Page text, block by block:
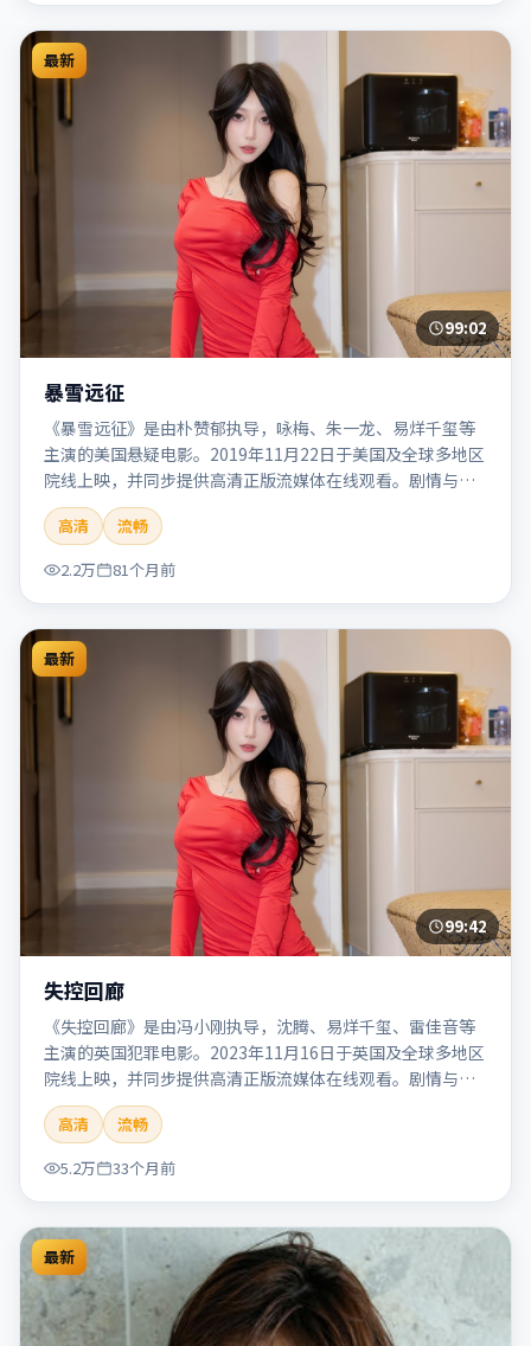
最新
99:02
暴雪远征
《暴雪远征》是由朴赞郁执导，咏梅、朱一龙、易烊千玺等
主演的美国悬疑电影。2019年11月22日于美国及全球多地区
院线上映，并同步提供高清正版流媒体在线观看。剧情与看
点：悬念层层推进，线索相互勾连，结局出人意料，适合推
理爱好者。本片适合检索「暴雪远征」「朴赞郁」「悬疑」
「美国」「2019」「2019-11-22上映」等关键词的影迷阅读
简介与主创信息。
高清
流畅
2.2万
81个月前
最新
99:42
失控回廊
《失控回廊》是由冯小刚执导，沈腾、易烊千玺、雷佳音等
主演的英国犯罪电影。2023年11月16日于英国及全球多地区
院线上映，并同步提供高清正版流媒体在线观看。剧情与看
点：聚焦案件与人性灰色地带，张力十足，兼具社会观察与
戏剧冲突。本片适合检索「失控回廊」「冯小刚」「犯罪」
「英国」「2023」「2023-11-16上映」等关键词的影迷阅读
简介与主创信息。
高清
流畅
5.2万
33个月前
最新